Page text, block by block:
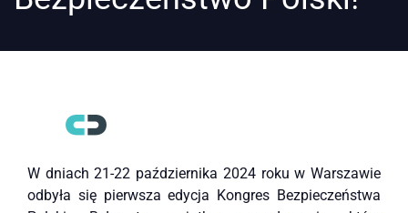
W dniach 21-22 października 2024 roku w Warszawie
odbyła się pierwsza edycja Kongres Bezpieczeństwa